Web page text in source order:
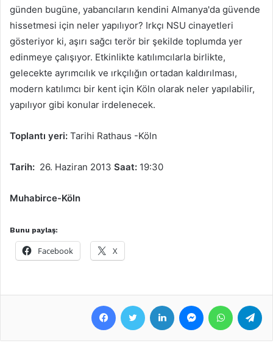
günden bugüne, yabancıların kendini Almanya'da güvende
hissetmesi için neler yapılıyor? Irkçı NSU cinayetleri
gösteriyor ki, aşırı sağcı terör bir şekilde toplumda yer
edinmeye çalışıyor. Etkinlikte katılımcılarla birlikte,
gelecekte ayrımcılık ve ırkçılığın ortadan kaldırılması,
modern katılımcı bir kent için Köln olarak neler yapılabilir,
yapılıyor gibi konular irdelenecek.
Toplantı yeri: Tarihi Rathaus -Köln
Tarih: 26. Haziran 2013 Saat: 19:30
Muhabirce-Köln
Bunu paylaş:
Facebook X